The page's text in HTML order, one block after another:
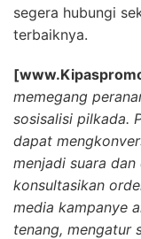
segera hubungi
terbaiknya.
memegang
sosisalisi pilkada.
dapat
menjadi suara
konsultasikan
media kampanye
tenang, mengatur